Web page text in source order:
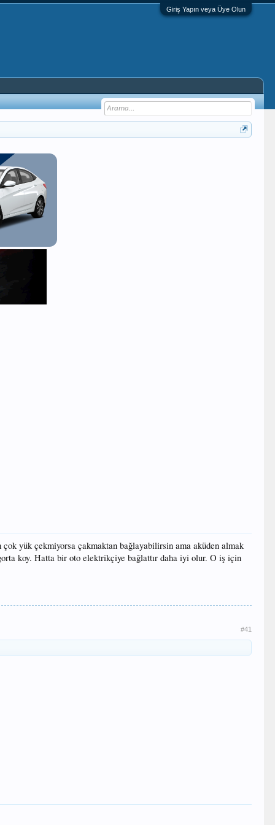
Giriş Yapın veya Üye Olun
çok yük çekmiyorsa çakmaktan bağlayabilirsin ama aküden almak
koy. Hatta bir oto elektrikçiye bağlattır daha iyi olur. O iş için
#41